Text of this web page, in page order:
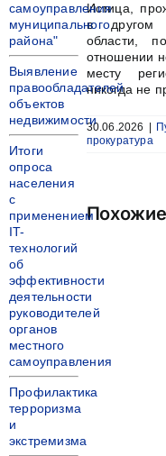
Истица,
в другом
области,
отношении
месту
никогда не
30.06.2026
прокуратура
самоуправления
муниципального
района"
Выявление
правообладателей
объектов
недвижимости
Итоги
опроса
населения
с
применением
IT-
технологий
об
эффективности
деятельности
руководителей
органов
местного
самоуправления
Профилактика
терроризма
и
экстремизма